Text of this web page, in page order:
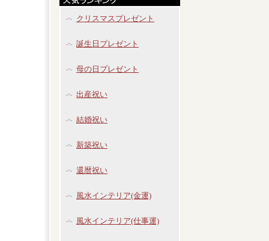
クリスマスプレゼント
誕生日プレゼント
母の日プレゼント
出産祝い
結婚祝い
新築祝い
還暦祝い
風水インテリア(金運)
風水インテリア(仕事運)